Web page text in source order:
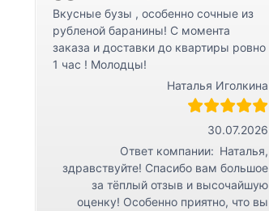
Вкусные бузы , особенно сочные из
рубленой баранины! С момента
заказа и доставки до квартиры ровно
1 час ! Молодцы!
Наталья Иголкина
30.07.2026
Ответ компании: Наталья,
здравствуйте! Спасибо вам большое
за тёплый отзыв и высочайшую
оценку! Особенно приятно, что вы